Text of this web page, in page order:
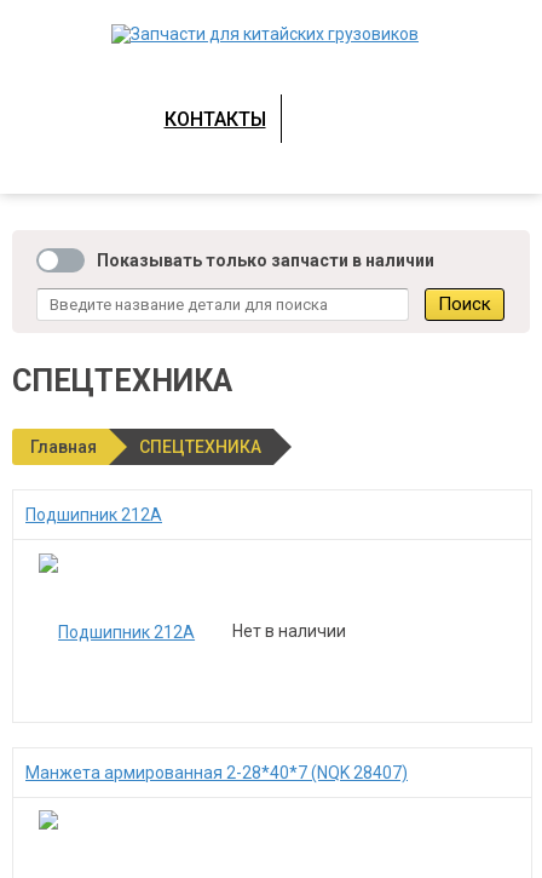
КОНТАКТЫ
Показывать только запчасти в наличии
СПЕЦТЕХНИКА
Главная СПЕЦТЕХНИКА
Подшипник 212A
Нет в наличии
Манжета армированная 2-28*40*7 (NQK 28407)